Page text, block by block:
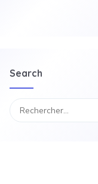
Search